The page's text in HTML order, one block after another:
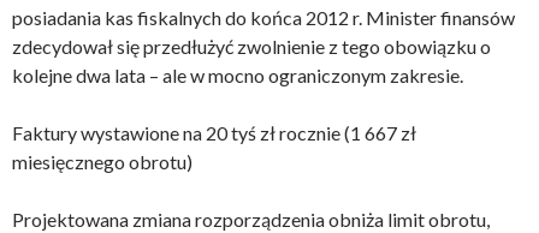
posiadania kas fiskalnych do końca 2012 r. Minister finansów
zdecydował się przedłużyć zwolnienie z tego obowiązku o
kolejne dwa lata – ale w mocno ograniczonym zakresie.
Faktury wystawione na 20 tyś zł rocznie (1 667 zł
miesięcznego obrotu)
Projektowana zmiana rozporządzenia obniża limit obrotu,